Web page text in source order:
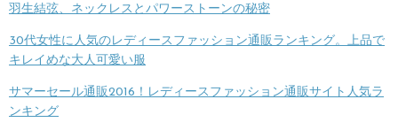
羽生結弦、ネックレスとパワーストーンの秘密
30代女性に人気のレディースファッション通販ランキング。上品で
キレイめな大人可愛い服
サマーセール通販2016！レディースファッション通販サイト人気ラ
ンキング